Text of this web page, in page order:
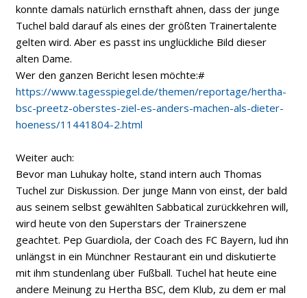
konnte damals natürlich ernsthaft ahnen, dass der junge
Tuchel bald darauf als eines der größten Trainertalente
gelten wird. Aber es passt ins unglückliche Bild dieser
alten Dame.
Wer den ganzen Bericht lesen möchte:#
https://www.tagesspiegel.de/themen/reportage/hertha-
bsc-preetz-oberstes-ziel-es-anders-machen-als-dieter-
hoeness/11441804-2.html
Weiter auch:
Bevor man Luhukay holte, stand intern auch Thomas
Tuchel zur Diskussion. Der junge Mann von einst, der bald
aus seinem selbst gewählten Sabbatical zurückkehren will,
wird heute von den Superstars der Trainerszene
geachtet. Pep Guardiola, der Coach des FC Bayern, lud ihn
unlängst in ein Münchner Restaurant ein und diskutierte
mit ihm stundenlang über Fußball. Tuchel hat heute eine
andere Meinung zu Hertha BSC, dem Klub, zu dem er mal